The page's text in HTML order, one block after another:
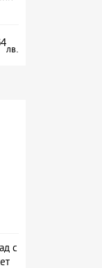
лв.
с